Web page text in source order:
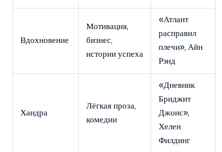
Вдохновение
Мотивация,
бизнес,
истории успеха
«Атлант
расправил
плечи», Айн
Рэнд
Хандра
Лёгкая проза,
комедии
«Дневник
Бриджит
Джонс»,
Хелен
Филдинг